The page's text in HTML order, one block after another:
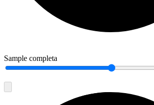
Sample completa